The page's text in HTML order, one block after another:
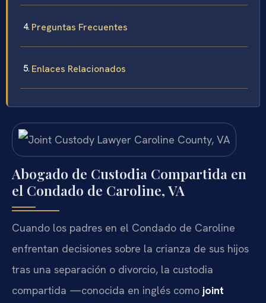
Preguntas Frecuentes
Enlaces Relacionados
Abogado de Custodia Compartida en
el Condado de Caroline, VA
Cuando los padres en el Condado de Caroline
enfrentan decisiones sobre la crianza de sus hijos
tras una separación o divorcio, la custodia
compartida —conocida en inglés como joint